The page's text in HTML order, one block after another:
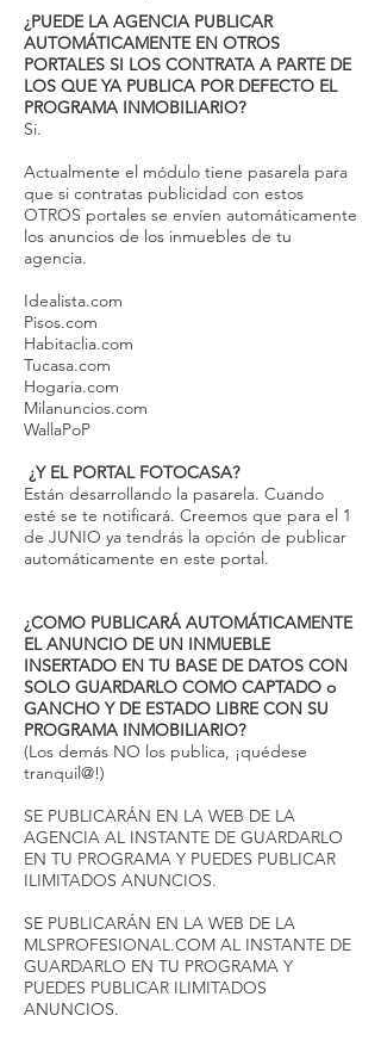
¿PUEDE LA AGENCIA PUBLICAR
AUTOMÁTICAMENTE EN OTROS
PORTALES SI LOS CONTRATA A PARTE DE
LOS QUE YA PUBLICA POR DEFECTO EL
PROGRAMA INMOBILIARIO?
Si.
Actualmente el módulo tiene pasarela para
que si contratas publicidad con estos
OTROS portales se envíen automáticamente
los anuncios de los inmuebles de tu
agencia.
Idealista.com
Pisos.com
Habitaclia.com
Tucasa.com
Hogaria.com
Milanuncios.com
WallaPoP
¿Y EL PORTAL FOTOCASA?
Están desarrollando la pasarela. Cuando
esté se te notificará. Creemos que para el 1
de JUNIO ya tendrás la opción de publicar
automáticamente en este portal.
¿COMO PUBLICARÁ AUTOMÁTICAMENTE
EL ANUNCIO DE UN INMUEBLE
INSERTADO EN TU BASE DE DATOS CON
SOLO GUARDARLO COMO CAPTADO o
GANCHO Y DE ESTADO LIBRE CON SU
PROGRAMA INMOBILIARIO?
(Los demás NO los publica, ¡quédese
tranquil@!)
SE PUBLICARÁN EN LA WEB DE LA
AGENCIA AL INSTANTE DE GUARDARLO
EN TU PROGRAMA Y PUEDES PUBLICAR
ILIMITADOS ANUNCIOS.
SE PUBLICARÁN EN LA WEB DE LA
MLSPROFESIONAL.COM AL INSTANTE DE
GUARDARLO EN TU PROGRAMA Y
PUEDES PUBLICAR ILIMITADOS
ANUNCIOS.